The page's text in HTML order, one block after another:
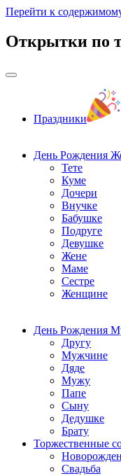
Перейти к
Открытки по
Праздники
День Рождения
Тете
Куме
Дочери
Внучке
Бабушке
Подруге
Девушке
Жене
Маме
Сестре
Женщине
День Рождения
Другу
Мужчине
Дяде
Мужу
Папе
Сыну
Дедушке
Брату
Торжественные
Свадьба